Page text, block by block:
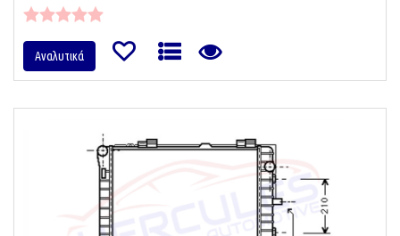
Αναλυτικά